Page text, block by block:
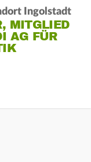
Ingolstadt
MITGLIED
AG FÜR